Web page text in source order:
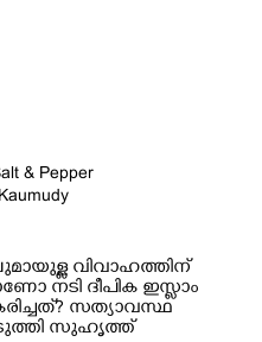
വിവാഹത്തിന്
നടി ദീപിക ഇസ്ലാം
സത്യാവസ്ഥ
സുഹൃത്ത്‌